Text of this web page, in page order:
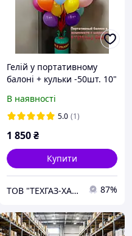
Гелій у портативному
балоні + кульки -50шт. 10"
балон з гелієм. Гелій для
повітряних куль
В наявності
5.0 (1)
1 850₴
Купити
ТОВ "ТЕХГАЗ-ХАРКІВ" 87%